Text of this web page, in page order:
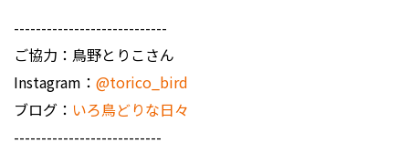
----------------------------
ご協力：鳥野とりこさん
Instagram： @torico_bird
ブログ： いろ鳥どりな日々
---------------------------